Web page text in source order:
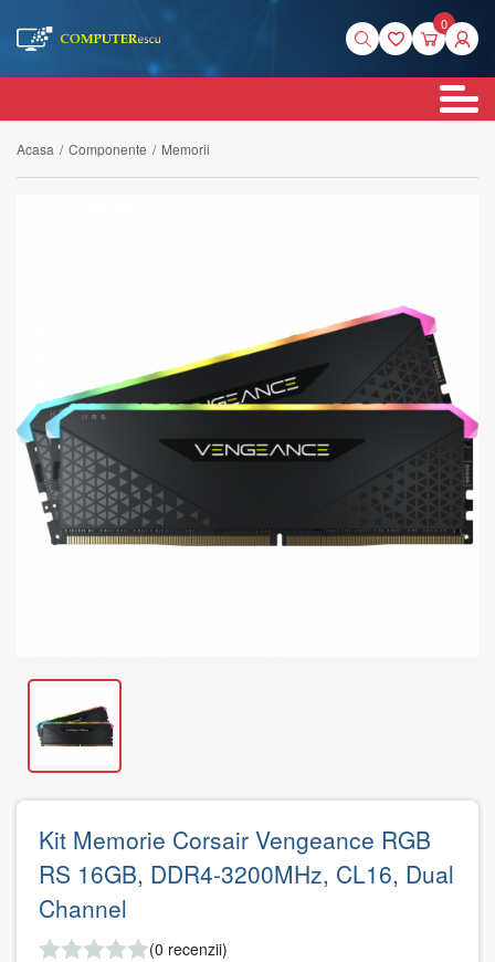
0
Acasa / Componente / Memorii
Kit Memorie Corsair Vengeance RGB
RS 16GB, DDR4-3200MHz, CL16, Dual
Channel
(0 recenzii)